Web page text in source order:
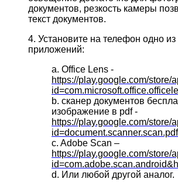
документов, резкость камеры
текст документов.
4. Установите на телефон одно
приложений:
a. Office Lens -
https://play.google.com/store/
b. сканер документов
изображение в pdf -
https://play.google.com/store/
c. Adobe Scan –
https://play.google.com/store/
d. Или любой другой аналог.